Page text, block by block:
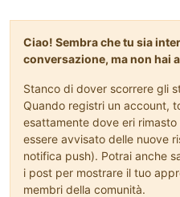
Ciao! Sembra che tu sia
conversazione, ma non hai
Stanco di dover scorrere gli
Quando registri un account,
esattamente dove eri
essere avvisato delle nuove
notifica push). Potrai anche
i post per mostrare il tuo
membri della comunità.